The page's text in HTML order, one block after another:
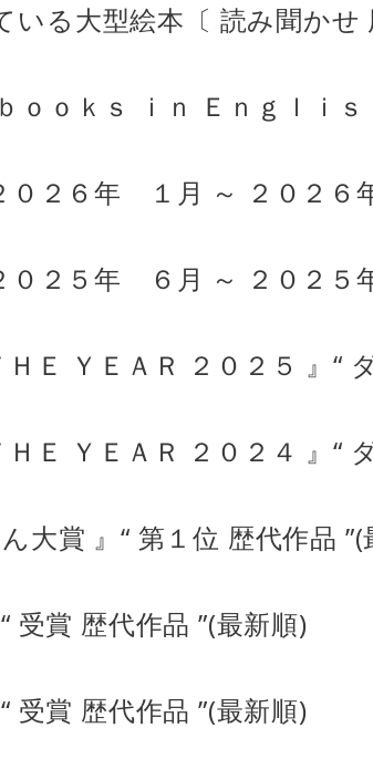
いる大型絵本〔 読み聞かせ
ｏｏｋｓ ｉｎ Ｅｎｇｌｉｓ
０２６年 １月 ～ ２０２
０２５年 ６月 ～ ２０２５
Ｅ ＹＥＡＲ ２０２５ 』“
Ｅ ＹＥＡＲ ２０２４ 』“
大賞 』“ 第１位 歴代作品 ”(
受賞 歴代作品 ”(最新順)
受賞 歴代作品 ”(最新順)